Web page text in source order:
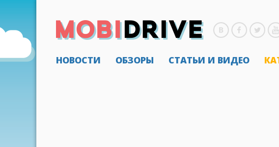
НОВОСТИ ОБЗОРЫ СТАТЬИ И ВИДЕО